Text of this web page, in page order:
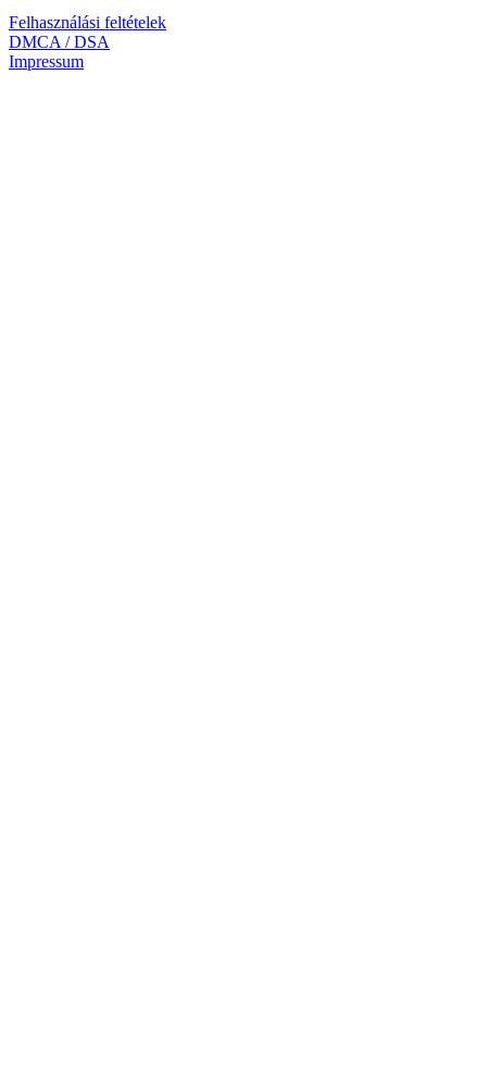
Felhasználási feltételek
DMCA / DSA
Impressum